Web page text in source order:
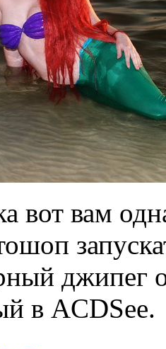
вот вам
джипег
в ACDSee.